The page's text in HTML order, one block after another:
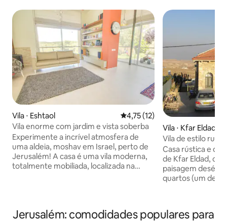
Vila ⋅ Eshtaol 4,75 de uma avaliação média
4,75 (12)
Vila enorme com jardim e vista soberba
Experimente a incrível atmosfera de
uma aldeia, moshav em Israel, perto de
Jerusalém! A casa é uma vila moderna,
totalmente mobiliada, localizada na
quartos para crianças e 2 banheiros. Tem
Vila ⋅ Kfar Eldad
Vila de estilo rural
deserto
Casa rústica e
de Kfar Eldad,
paisagem
quartos (um
varandas, uma
Jerusalém: comodidades populares para